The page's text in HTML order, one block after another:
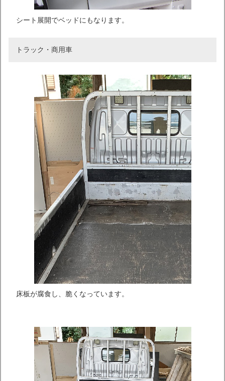
シート展開でベッドにもなります。
トラック・商用車
床板が腐食し、脆くなっています。